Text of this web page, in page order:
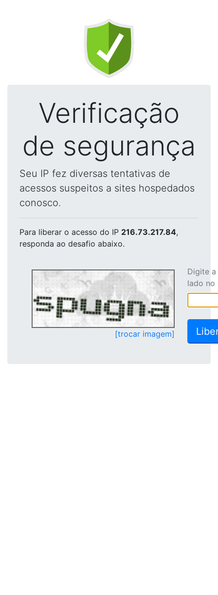
Verificação
de segurança
Seu IP fez diversas tentativas de
acessos suspeitos a sites hospedados
conosco.
Para liberar o acesso do IP 216.73.217.84,
responda ao desafio abaixo.
[trocar imagem]
Digite
lado no